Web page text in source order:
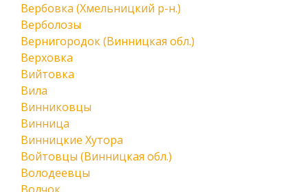
Вербовка (Хмельницкий р-н.)
Верболозы
Вернигородок (Винницкая обл.)
Верховка
Вийтовка
Вила
Винниковцы
Винница
Винницкие Хутора
Войтовцы (Винницкая обл.)
Володеевцы